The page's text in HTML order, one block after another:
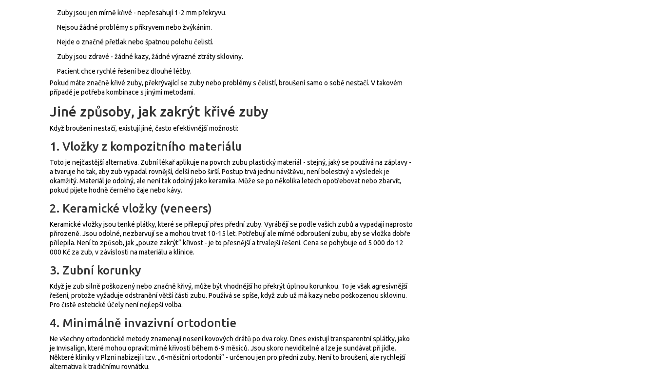
Zuby jsou jen mírně křivé - nepřesahují 1-2 mm překryvu.
Nejsou žádné problémy s příkryvem nebo žvýkáním.
Nejde o značné přetlak nebo špatnou polohu čelistí.
Zuby jsou zdravé - žádné kazy, žádné výrazné ztráty skloviny.
Pacient chce rychlé řešení bez dlouhé léčby.
Pokud máte značně křivé zuby, překrývající se zuby nebo problémy s čelistí, broušení samo o sobě nestačí. V takovém
případě je potřeba kombinace s jinými metodami.
Jiné způsoby, jak zakrýt křivé zuby
Když broušení nestačí, existují jiné, často efektivnější možnosti:
1. Vložky z kompozitního materiálu
Toto je nejčastější alternativa. Zubní lékař aplikuje na povrch zubu plastický materiál - stejný, jaký se používá na záplavy -
a tvaruje ho tak, aby zub vypadal rovnější, delší nebo širší. Postup trvá jednu návštěvu, není bolestivý a výsledek je
okamžitý. Materiál je odolný, ale není tak odolný jako keramika. Může se po několika letech opotřebovat nebo zbarvit,
pokud pijete hodně černého čaje nebo kávy.
2. Keramické vložky (veneers)
Keramické vložky jsou tenké plátky, které se přilepují přes přední zuby. Vyrábějí se podle vašich zubů a vypadají naprosto
přirozeně. Jsou odolné, nezbarvují se a mohou trvat 10-15 let. Potřebují ale mírné odbroušení zubu, aby se vložka dobře
přilepila. Není to způsob, jak „pouze zakrýt“ křivost - je to přesnější a trvalejší řešení. Cena se pohybuje od 5 000 do 12
000 Kč za zub, v závislosti na materiálu a klinice.
3. Zubní korunky
Když je zub silně poškozený nebo značně křivý, může být vhodnější ho překrýt úplnou korunkou. To je však agresivnější
řešení, protože vyžaduje odstranění větší části zubu. Používá se spíše, když zub už má kazy nebo poškozenou sklovinu.
Pro čistě estetické účely není nejlepší volba.
4. Minimálně invazivní ortodontie
Ne všechny ortodontické metody znamenají nosení kovových drátů po dva roky. Dnes existují transparentní splátky, jako
je Invisalign, které mohou opravit mírné křivosti během 6-9 měsíců. Jsou skoro neviditelné a lze je sundávat při jídle.
Některé kliniky v Plzni nabízejí i tzv. „6-měsíční ortodontii“ - určenou jen pro přední zuby. Není to broušení, ale rychlejší
alternativa k tradičnímu rovnátku.